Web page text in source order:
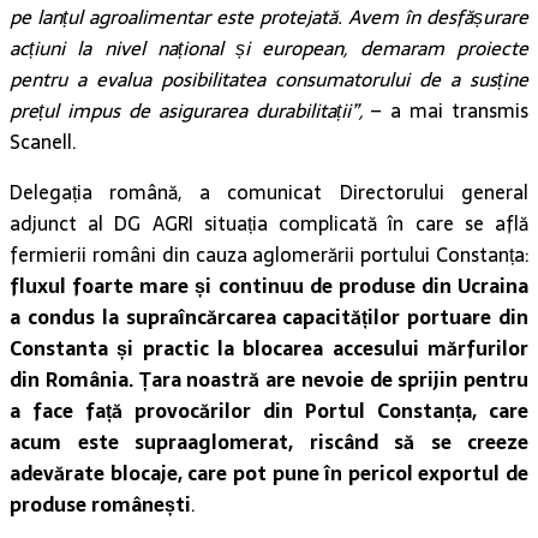
pe lanțul agroalimentar este protejată. Avem în desfășurare
acțiuni la nivel național și european, demaram proiecte
pentru a evalua posibilitatea consumatorului de a susține
prețul impus de asigurarea durabilitații”,– a mai transmis
Scanell.
Delegația română, a comunicat Directorului general
adjunct al DG AGRI situația complicată în care se află
fermierii români din cauza aglomerării portului Constanța:
fluxul foarte mare și continuu de produse din Ucraina
a condus la supraîncărcarea capacităților portuare din
Constanta și practic la blocarea accesului mărfurilor
din România. Țara noastră are nevoie de sprijin pentru
a face față provocărilor din Portul Constanța, care
acum este supraaglomerat, riscând să se creeze
adevărate blocaje, care pot pune în pericol exportul de
produse românești.